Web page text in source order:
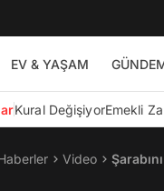
EV & YAŞAM
Kural DeğişiyorEmekli
Video